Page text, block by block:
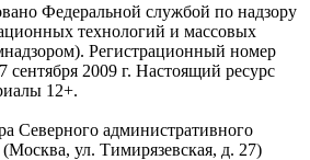
Федеральной службой по надзору
технологий и массовых
Регистрационный номер
2009 г. Настоящий ресурс
12+.
Северного административного
ул. Тимирязевская, д. 27)